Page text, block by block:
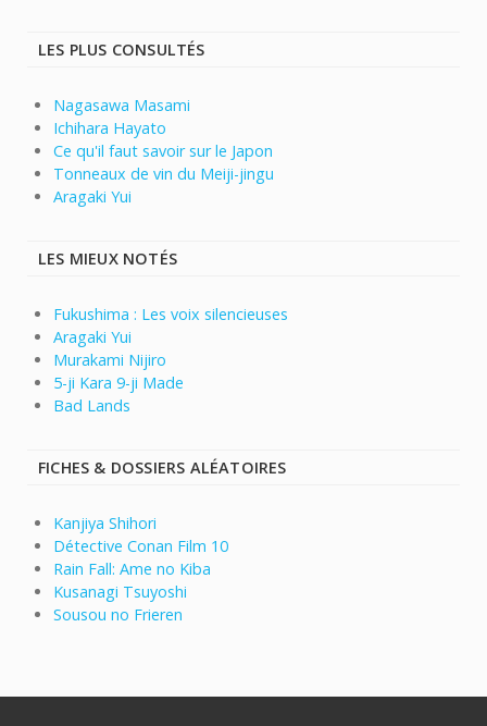
LES PLUS CONSULTÉS
Nagasawa Masami
Ichihara Hayato
Ce qu'il faut savoir sur le Japon
Tonneaux de vin du Meiji-jingu
Aragaki Yui
LES MIEUX NOTÉS
Fukushima : Les voix silencieuses
Aragaki Yui
Murakami Nijiro
5-ji Kara 9-ji Made
Bad Lands
FICHES & DOSSIERS ALÉATOIRES
Kanjiya Shihori
Détective Conan Film 10
Rain Fall: Ame no Kiba
Kusanagi Tsuyoshi
Sousou no Frieren